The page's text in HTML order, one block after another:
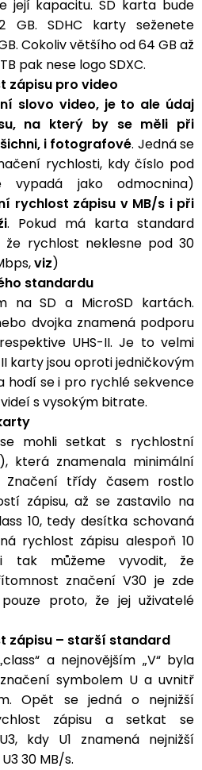
její kapacitu. SD karta bude
GB. SDHC karty seženete
Cokoliv většího od 64 GB až
pak nese logo SDXC.
zápisu pro video
slovo video, je to ale údaj
na který by se měli při
i fotografové. Jedná se
rychlosti, kdy číslo pod
vypadá jako odmocnina)
rychlost zápisu v MB/s i při
. Pokud má karta standard
že rychlost neklesne pod 30
viz)
standardu
na SD a MicroSD kartách.
dvojka znamená podporu
UHS-II. Je to velmi
karty jsou oproti jedničkovým
hodí se i pro rychlé sekvence
s vysokým bitrate.
mohli setkat s rychlostní
která znamenala minimální
Značení třídy časem rostlo
zápisu, až se zastavilo na
10, tedy desítka schovaná
rychlost zápisu alespoň 10
tak můžeme vyvodit, že
značení V30 je zde
proto, že jej uživatelé
zápisu – starší standard
a nejnovějším „V“ byla
symbolem U a uvnitř
Opět se jedná o nejnižší
zápisu a setkat se
kdy U1 znamená nejnižší
30 MB/s.